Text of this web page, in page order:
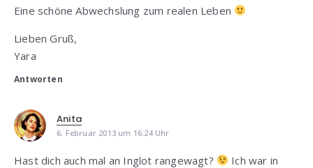
Eine schöne Abwechslung zum realen Leben
Lieben Gruß,
Yara
Antworten
Anita
6. Februar 2013 um 16:24 Uhr
Hast dich auch mal an Inglot rangewagt?
Ich war in